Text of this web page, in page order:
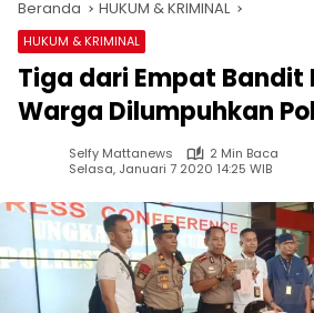
Beranda HUKUM & KRIMINAL
HUKUM & KRIMINAL
Tiga dari Empat Bandit
Warga Dilumpuhkan
Selfy Mattanews
2 Min Baca
Selasa, Januari 7 2020 14:25 WIB